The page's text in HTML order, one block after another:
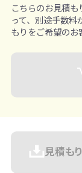
こちらのお見積
って、別途手数
もりをご希望のお
見積も